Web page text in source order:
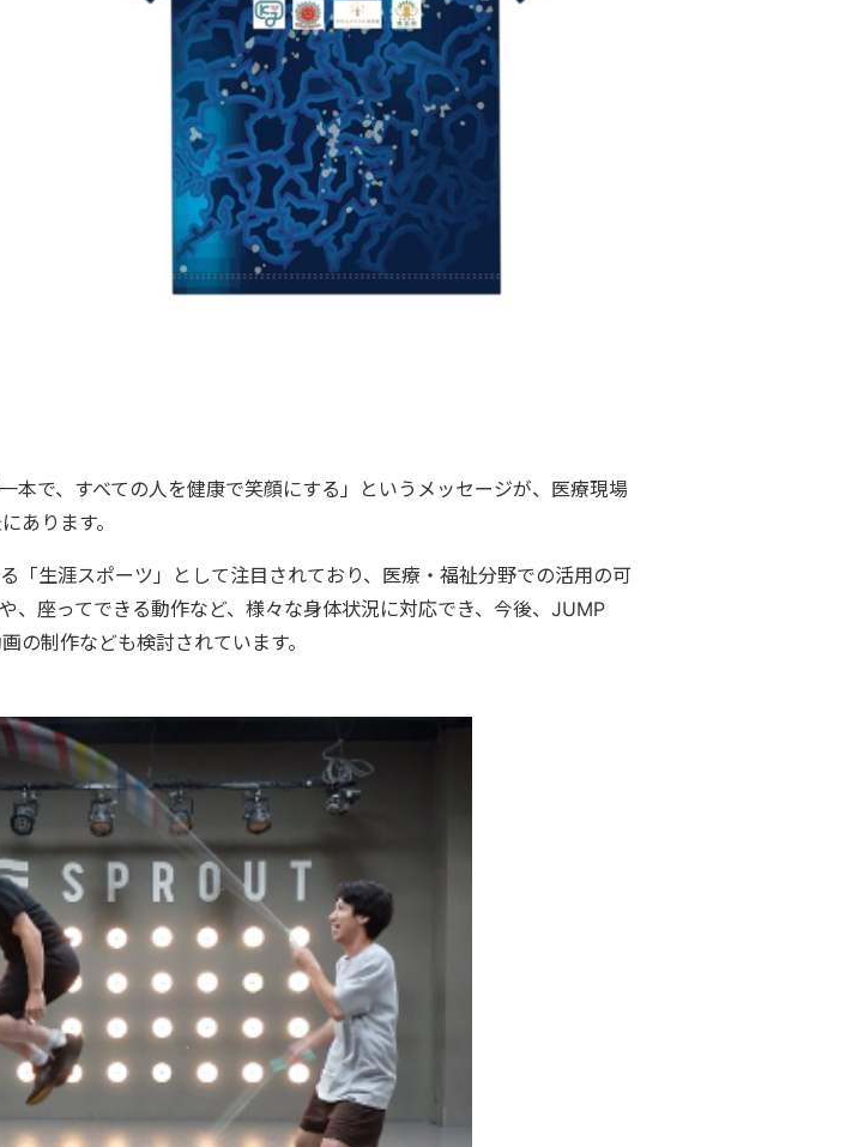
で、すべての人を健康で笑顔にする」というメッセージが、医療現場
あります。
「生涯スポーツ」として注目されており、医療・福祉分野での活用の可
、座ってできる動作など、様々な身体状況に対応でき、今後、JUMP
の制作なども検討されています。